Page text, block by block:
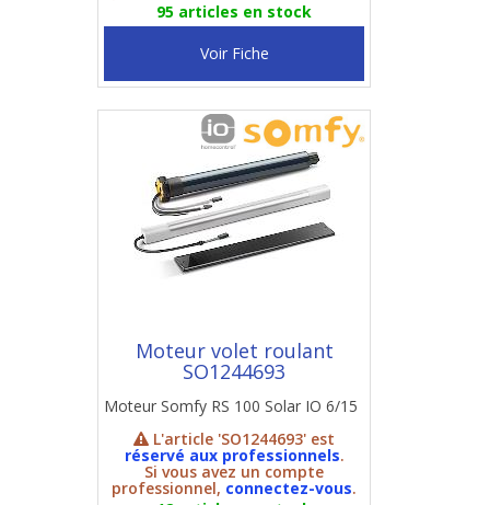
95 articles en stock
Voir Fiche
Moteur volet roulant
SO1244693
Moteur Somfy RS 100 Solar IO 6/15
L'article 'SO1244693' est
réservé aux professionnels.
Si vous avez un compte
professionnel, connectez-vous.